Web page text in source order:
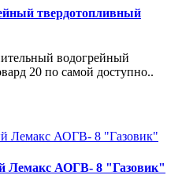
твердотопливный
водогрейный
20 по самой доступно..
Лемакс АОГВ- 8 "Газовик"